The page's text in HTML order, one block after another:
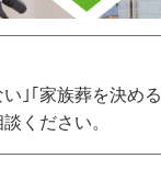
｣｢家族葬を決め
ください。